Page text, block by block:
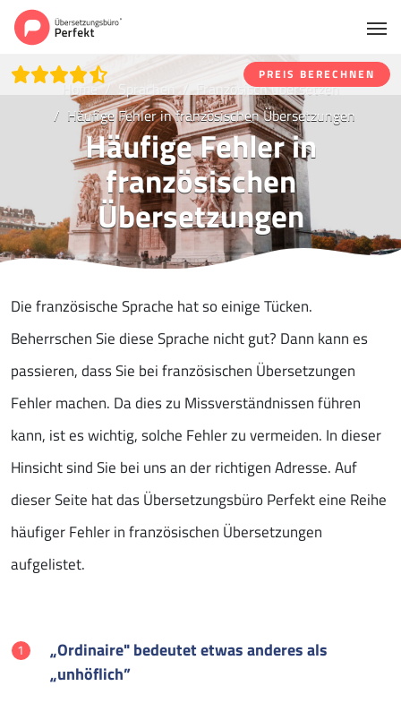
PREIS BERECHNEN
Home
Französisch übersetzen
Häufige Fehler in französischen Übersetzungen
Häufige Fehler in
französischen
Übersetzungen
Die französische Sprache hat so einige Tücken.
Beherrschen Sie diese Sprache nicht gut? Dann kann es
passieren, dass Sie bei französischen Übersetzungen
Fehler machen. Da dies zu Missverständnissen führen
kann, ist es wichtig, solche Fehler zu vermeiden. In dieser
Hinsicht sind Sie bei uns an der richtigen Adresse. Auf
dieser Seite hat das Übersetzungsbüro Perfekt eine Reihe
häufiger Fehler in französischen Übersetzungen
aufgelistet.
„Ordinaire" bedeutet etwas anderes als
„unhöflich”